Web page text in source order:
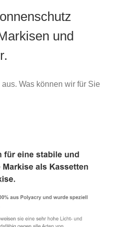
und
Was können wir für Sie